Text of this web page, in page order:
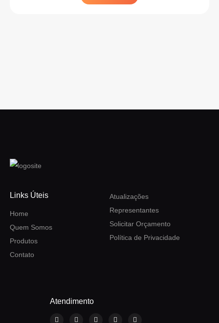
Links Úteis
Home
Quem Somos
Produtos
Contato
Atualizações
Representantes
Solicitar Orçamento
Política de Privacidade
Atendimento
F
I
Y
L
W